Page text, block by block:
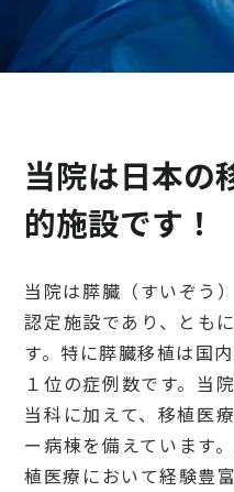
出産・子ども
当院は日本の
的施設です！
当院は膵臓（すいぞう
認定施設であり、とも
す。特に膵臓移植は国
１位の症例数です。当
当科に加えて、移植医
ー病棟を備えています
植医療において経験豊